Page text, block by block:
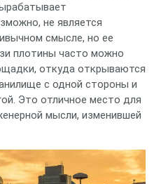
не является
смысле, но ее
плотины часто можно
откуда открываются
с одной стороны и
Это отличное место для
мысли, изменившей